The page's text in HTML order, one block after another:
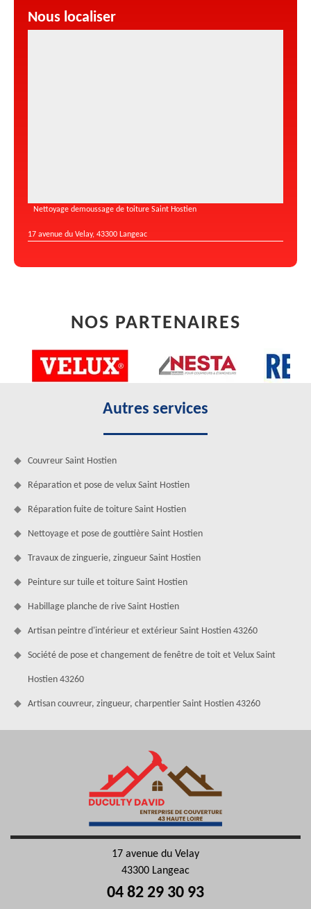
Nous localiser
Nettoyage demoussage de toiture Saint Hostien
17 avenue du Velay, 43300 Langeac
NOS PARTENAIRES
Autres services
Couvreur Saint Hostien
Réparation et pose de velux Saint Hostien
Réparation fuite de toiture Saint Hostien
Nettoyage et pose de gouttière Saint Hostien
Travaux de zinguerie, zingueur Saint Hostien
Peinture sur tuile et toiture Saint Hostien
Habillage planche de rive Saint Hostien
Artisan peintre d'intérieur et extérieur Saint Hostien 43260
Société de pose et changement de fenêtre de toit et Velux Saint
Hostien 43260
Artisan couvreur, zingueur, charpentier Saint Hostien 43260
17 avenue du Velay
43300 Langeac
04 82 29 30 93